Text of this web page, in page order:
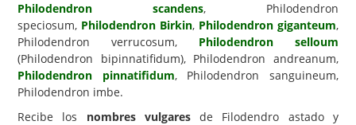
Flores y Plantas
Árboles y Palmeras
Arbustos y Trepadoras
Cactus y Suculentas
Philodendron scandens, Philodendron
speciosum, Philodendron Birkin, Philodendron giganteum,
Philodendron verrucosum, Philodendron selloum
(Philodendron bipinnatifidum), Philodendron andreanum,
Philodendron pinnatifidum, Philodendron sanguineum,
Philodendron imbe.
Recibe los nombres vulgaresde Filodendro astado y